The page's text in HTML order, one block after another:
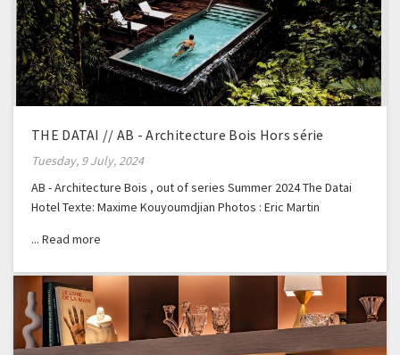
THE DATAI // AB - Architecture Bois Hors série
Tuesday, 9 July, 2024
AB - Architecture Bois , out of series Summer 2024 The Datai
Hotel Texte: Maxime Kouyoumdjian Photos : Eric Martin